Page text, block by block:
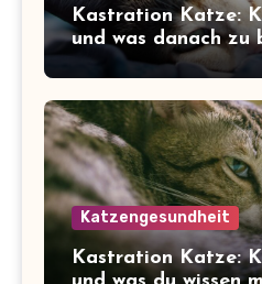
Kastration Katze:
und was danach zu
Katzengesundheit
Kastration Katze: